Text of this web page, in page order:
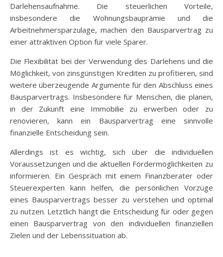
Darlehensaufnahme. Die steuerlichen Vorteile,
insbesondere die Wohnungsbauprämie und die
Arbeitnehmersparzulage, machen den Bausparvertrag zu
einer attraktiven Option für viele Sparer.
Die Flexibilität bei der Verwendung des Darlehens und die
Möglichkeit, von zinsgünstigen Krediten zu profitieren, sind
weitere überzeugende Argumente für den Abschluss eines
Bausparvertrags. Insbesondere für Menschen, die planen,
in der Zukunft eine Immobilie zu erwerben oder zu
renovieren, kann ein Bausparvertrag eine sinnvolle
finanzielle Entscheidung sein.
Allerdings ist es wichtig, sich über die individuellen
Voraussetzungen und die aktuellen Fördermöglichkeiten zu
informieren. Ein Gespräch mit einem Finanzberater oder
Steuerexperten kann helfen, die persönlichen Vorzüge
eines Bausparvertrags besser zu verstehen und optimal
zu nutzen. Letztlich hängt die Entscheidung für oder gegen
einen Bausparvertrag von den individuellen finanziellen
Zielen und der Lebenssituation ab.